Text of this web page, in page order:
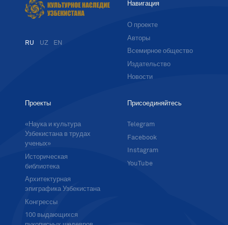
RU UZ EN
Навигация
О проекте
Авторы
Всемирное общество
Издательство
Новости
Проекты
«Наука и культура
Узбекистана в трудах
ученых»
Историческая
библиотека
Архитектурная
эпиграфика Узбекистана
Конгрессы
100 выдающихся
Присоединяйтесь
Telegram
Facebook
Instagram
YouTube